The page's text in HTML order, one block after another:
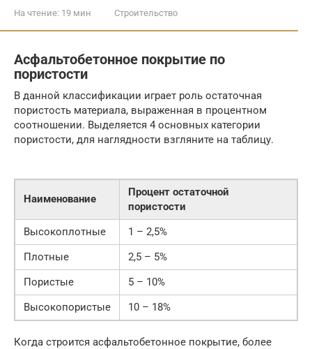
На чтение: 19 мин Строительство
Асфальтобетонное покрытие по
пористости
В данной классификации играет роль остаточная
пористость материала, выраженная в процентном
соотношении. Выделяется 4 основных категории
пористости, для наглядности взгляните на таблицу.
Наименование
Процент остаточной
пористости
Высокоплотные
1 – 2,5%
Плотные
2,5 – 5%
Пористые
5 – 10%
Высокопористые
10 – 18%
Когда строится асфальтобетонное покрытие, более